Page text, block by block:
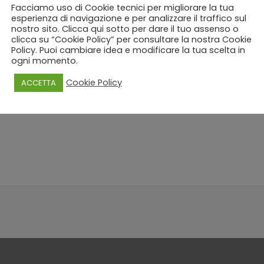
Facciamo uso di Cookie tecnici per migliorare la tua
esperienza di navigazione e per analizzare il traffico sul
nostro sito. Clicca qui sotto per dare il tuo assenso o
clicca su “Cookie Policy” per consultare la nostra Cookie
Policy. Puoi cambiare idea e modificare la tua scelta in
ogni momento.
ACCETTA Cookie Policy